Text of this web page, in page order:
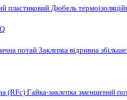
пластиковий Дюбель
потайЗаклепка відривна
(RFc) Гайка-заклепка зменшений